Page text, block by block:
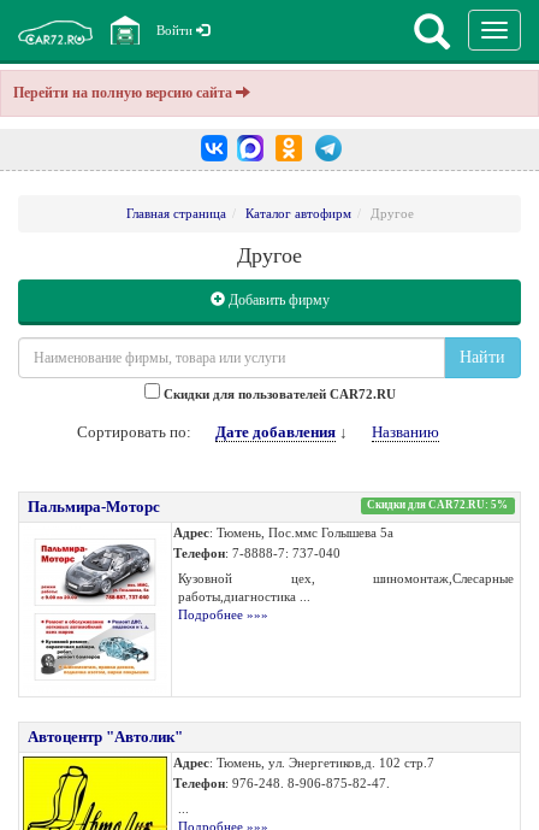
Перейти на полную версию сайта
Войти
Главная страница Каталог автофирм Другое
Другое
Добавить фирму
Найти
Cкидки для пользователей CAR72.RU
Сортировать по: Дате добавления↓ Названию
Пальмира-Моторс Скидки для CAR72.RU: 5%
Адрес: Тюмень, Пос.ммс Голышева 5а
Телефон: 7-8888-7: 737-040
Кузовной цех, шиномонтаж,Слесарные
работы,диагностика ...
Подробнее »»»
Автоцентр "Автолик"
Адрес: Тюмень, ул. Энергетиков,д. 102 стр.7
Телефон: 976-248. 8-906-875-82-47.
Подробнее »»»